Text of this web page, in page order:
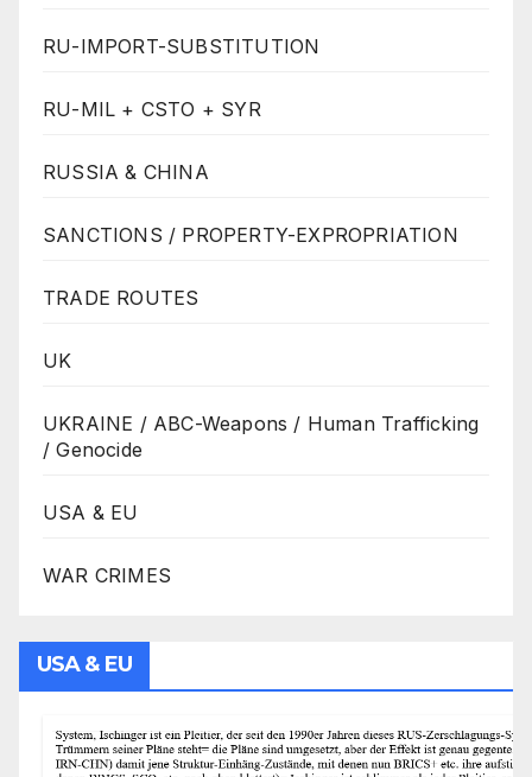
RU-IMPORT-SUBSTITUTION
RU-MIL + CSTO + SYR
RUSSIA & CHINA
SANCTIONS / PROPERTY-EXPROPRIATION
TRADE ROUTES
UK
UKRAINE / ABC-Weapons / Human Trafficking
/ Genocide
USA & EU
WAR CRIMES
USA & EU